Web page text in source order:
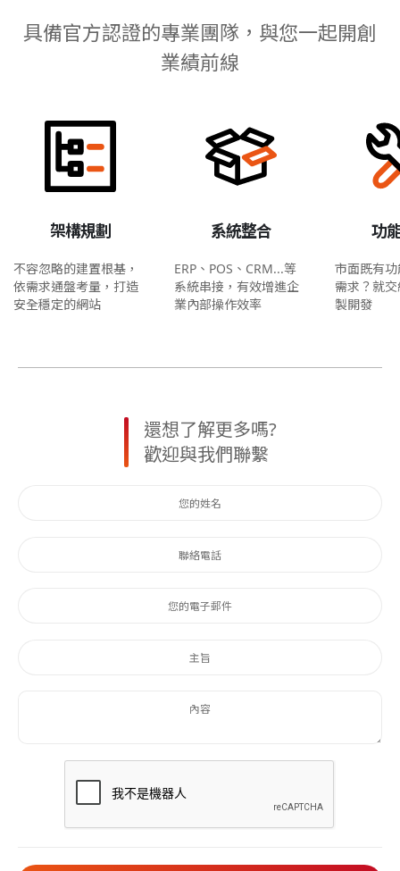
具備官方認證的專業團隊，與您一起開創
業績前線
架構規劃
不容忽略的建置根基，
依需求通盤考量，打造
安全穩定的網站
系統整合
ERP、POS、CRM...等
系統串接，有效增進企
業內部操作效率
功
市面既有
需求？就
製開發
還想了解更多嗎?
歡迎與我們聯繫